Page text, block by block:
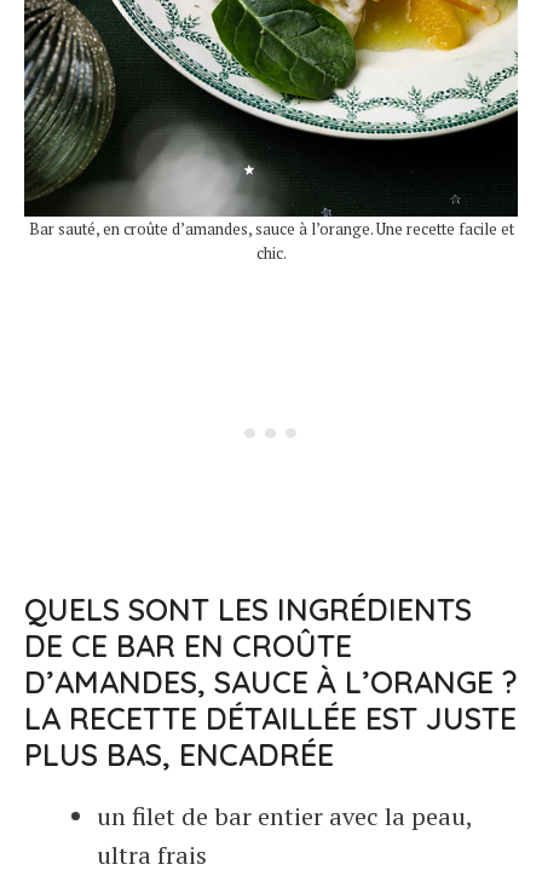
Bar sauté, en croûte d’amandes, sauce à l’orange. Une recette facile et
chic.
QUELS SONT LES INGRÉDIENTS
DE CE BAR EN CROÛTE
D’AMANDES, SAUCE À L’ORANGE ?
LA RECETTE DÉTAILLÉE EST JUSTE
PLUS BAS, ENCADRÉE
un filet de bar entier avec la peau,
ultra frais